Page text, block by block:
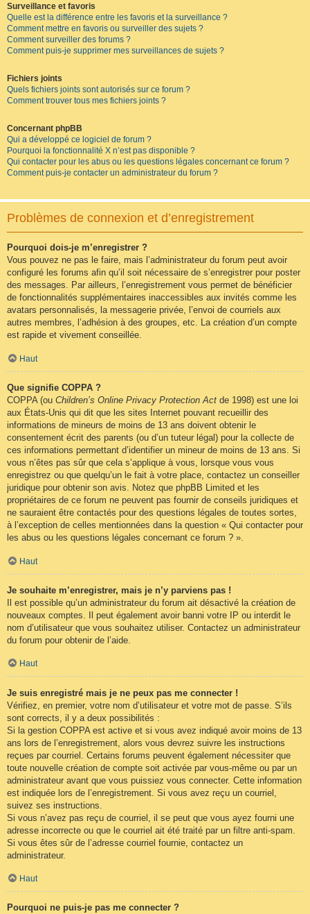
Surveillance et favoris
Quelle est la différence entre les favoris et la surveillance ?
Comment mettre en favoris ou surveiller des sujets ?
Comment surveiller des forums ?
Comment puis-je supprimer mes surveillances de sujets ?
Fichiers joints
Quels fichiers joints sont autorisés sur ce forum ?
Comment trouver tous mes fichiers joints ?
Concernant phpBB
Qui a développé ce logiciel de forum ?
Pourquoi la fonctionnalité X n’est pas disponible ?
Qui contacter pour les abus ou les questions légales concernant ce forum ?
Comment puis-je contacter un administrateur du forum ?
Problèmes de connexion et d’enregistrement
Pourquoi dois-je m’enregistrer ?
Vous pouvez ne pas le faire, mais l’administrateur du forum peut avoir
configuré les forums afin qu’il soit nécessaire de s’enregistrer pour poster
des messages. Par ailleurs, l’enregistrement vous permet de bénéficier
de fonctionnalités supplémentaires inaccessibles aux invités comme les
avatars personnalisés, la messagerie privée, l’envoi de courriels aux
autres membres, l’adhésion à des groupes, etc. La création d’un compte
est rapide et vivement conseillée.
Haut
Que signifie COPPA ?
COPPA (ou Children’s Online Privacy Protection Act de 1998) est une loi
aux États-Unis qui dit que les sites Internet pouvant recueillir des
informations de mineurs de moins de 13 ans doivent obtenir le
consentement écrit des parents (ou d’un tuteur légal) pour la collecte de
ces informations permettant d’identifier un mineur de moins de 13 ans. Si
vous n’êtes pas sûr que cela s’applique à vous, lorsque vous vous
enregistrez ou que quelqu’un le fait à votre place, contactez un conseiller
juridique pour obtenir son avis. Notez que phpBB Limited et les
propriétaires de ce forum ne peuvent pas fournir de conseils juridiques et
ne sauraient être contactés pour des questions légales de toutes sortes,
à l’exception de celles mentionnées dans la question « Qui contacter pour
les abus ou les questions légales concernant ce forum ? ».
Haut
Je souhaite m’enregistrer, mais je n’y parviens pas !
Il est possible qu’un administrateur du forum ait désactivé la création de
nouveaux comptes. Il peut également avoir banni votre IP ou interdit le
nom d’utilisateur que vous souhaitez utiliser. Contactez un administrateur
du forum pour obtenir de l’aide.
Haut
Je suis enregistré mais je ne peux pas me connecter !
Vérifiez, en premier, votre nom d’utilisateur et votre mot de passe. S’ils
sont corrects, il y a deux possibilités :
Si la gestion COPPA est active et si vous avez indiqué avoir moins de 13
ans lors de l’enregistrement, alors vous devrez suivre les instructions
reçues par courriel. Certains forums peuvent également nécessiter que
toute nouvelle création de compte soit activée par vous-même ou par un
administrateur avant que vous puissiez vous connecter. Cette information
est indiquée lors de l’enregistrement. Si vous avez reçu un courriel,
suivez ses instructions.
Si vous n’avez pas reçu de courriel, il se peut que vous ayez fourni une
adresse incorrecte ou que le courriel ait été traité par un filtre anti-spam.
Si vous êtes sûr de l’adresse courriel fournie, contactez un
administrateur.
Haut
Pourquoi ne puis-je pas me connecter ?